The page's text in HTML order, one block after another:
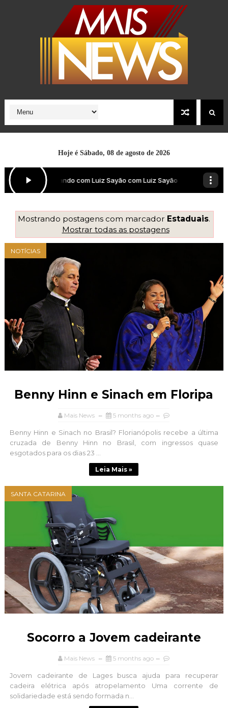
Hoje é Sábado, 08 de agosto de 2026
Mostrando postagens com marcador Estaduais.
Mostrar todas as postagens
NOTÍCIAS
Benny Hinn e Sinach em Floripa
Mais News 5 months ago
Benny Hinn e Sinach no Brasil? Florianópolis recebe a última
cruzada de Benny Hinn no Brasil, com ingressos quase
esgotados para os dias 23 ...
Leia Mais »
SANTA CATARINA
Socorro a Jovem cadeirante
Mais News 5 months ago
Jovem cadeirante de Lages busca ajuda para recuperar
cadeira elétrica após atropelamento Uma corrente de
solidariedade está sendo formada n...